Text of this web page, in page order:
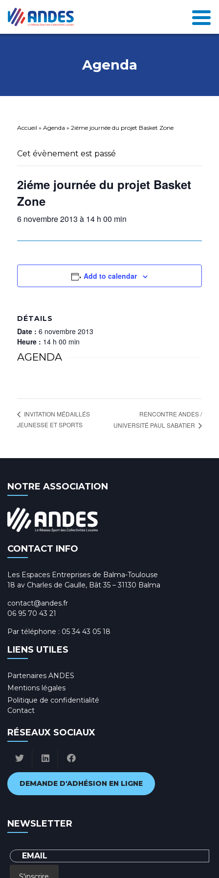
Agenda
Accueil » Agenda » 2iéme journée du projet Basket Zone
Cet évènement est passé
2iéme journée du projet Basket
Zone
6 novembre 2013 à 14 h 00 min
Add to calendar
DÉTAILS
Date : 6 novembre 2013
Heure : 14 h 00 min
AGENDA
INVITATION MÉDAILLÉS
JEUNESSE ET SPORTS
RENCONTRE ANDES /
UNIVERSITÉ PAUL SABATIER
NOTRE ASSOCIATION
CONTACT INFO
Les Espaces Entreprises de Balma-Toulouse
18 av Charles de Gaulle, Bât 35 – 31130 Balma
contact@andes.fr
06 95 70 43 21
Par téléphone : 05 34 43 05 18
LIENS UTILES
Partenaires ANDES
Mentions légales
Politique de confidentialité
Contact
RÉSEAUX SOCIAUX
DEMANDE D'ADHÉSION EN LIGNE
NEWSLETTER